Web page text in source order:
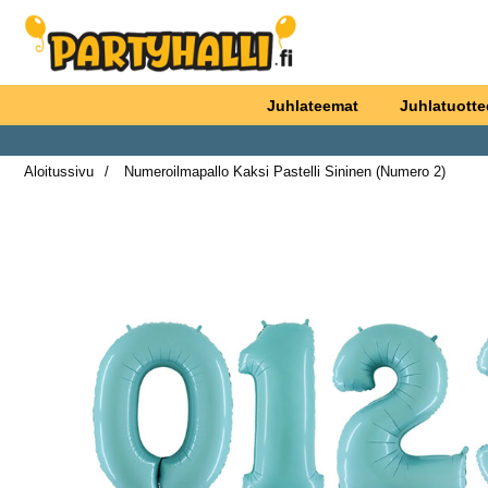
Ostoskori laajennettu Partyhallen AB
Juhlateemat
Aloitussivu
Numeroilmapallo Kaksi Pastelli Sininen (Numero 2)